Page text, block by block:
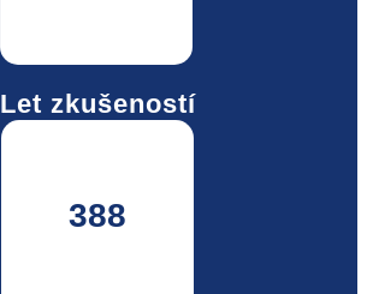
Let zkušeností
388